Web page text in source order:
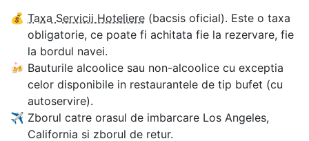
💰 Taxa Servicii Hoteliere (bacsis oficial). Este o taxa
obligatorie, ce poate fi achitata fie la rezervare, fie
la bordul navei.
🍻 Bauturile alcoolice sau non-alcoolice cu exceptia
celor disponibile in restaurantele de tip bufet (cu
autoservire).
✈ Zborul catre orasul de imbarcare Los Angeles,
California si zborul de retur.